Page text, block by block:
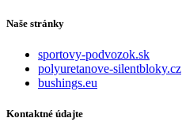
Naše stránky
sportovy-podvozok.sk
polyuretanove-silentbloky.cz
bushings.eu
Kontaktné údajte